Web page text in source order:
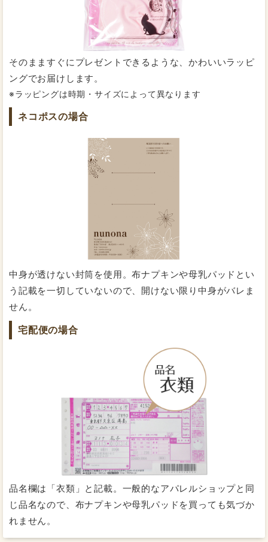
直接デリケートなお肌に当たるからこそ、本当に安心で
きる素材を使いたいという想いから布ナプキンに使用す
るオーガニック素材に特別なこだわりを持っていま
地球環境や社会に配慮した「サステナブルな社会」への
取り組みに賛同し、オーガニックであることだけではな
く、環境的・社会的に配慮した世界基準認証のオーガニ
を採用しています。
ふわふわで気持ちのいい着け心地
nunonaのオーガニック布ナプキンは、コットン独自のふ
んわりとした着け心地で、洗ってもやわらかい肌面が続
くのが特徴です。
また、ふわふわした肌面がまるで洋服を重ね着している
ように子宮を包み込むので、ふんわりとした温かさが続
形を整えて風通しのいいところで干します。
そのまますぐにプレゼントできるような、かわいいラッピ
ングでお届けします。
※ラッピングは時期・サイズによって異なります
ネコポスの場合
中身が透けない封筒を使用。布ナプキンや母乳パッドとい
う記載を一切していないので、開けない限り中身がバレま
せん。
宅配便の場合
品名欄は「衣類」と記載。一般的なアパレルショップと同
じ品名なので、布ナプキンや母乳パッドを買っても気づか
れません。